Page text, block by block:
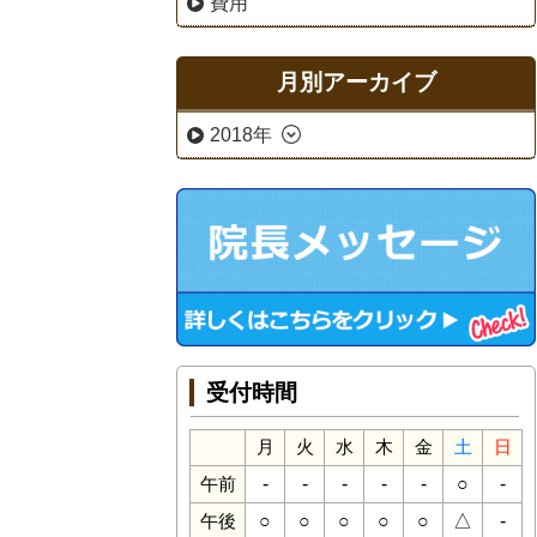
月別アーカイブ
2018年
受付時間
月 火 水 木 金 土
日
午前
- - - - - ○ -
午後 ○ ○ ○ ○ ○ △
-